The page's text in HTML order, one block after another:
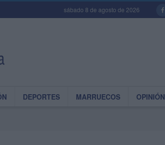
sábado 8 de agosto de 2026
DEPORTES MARRUECOS OPINIÓN